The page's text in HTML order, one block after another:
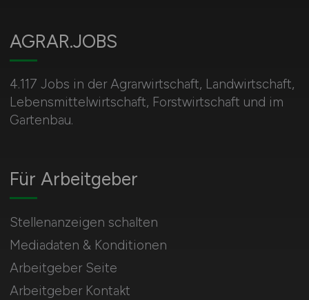
AGRAR.JOBS
4.117 Jobs in der Agrarwirtschaft, Landwirtschaft,
Lebensmittelwirtschaft, Forstwirtschaft und im
Gartenbau.
Für Arbeitgeber
Stellenanzeigen schalten
Mediadaten & Konditionen
Arbeitgeber Seite
Arbeitgeber Kontakt